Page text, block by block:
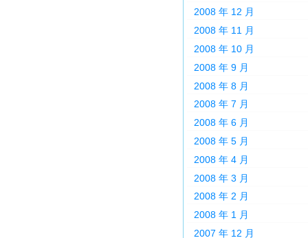
2008 年 12 月
2008 年 11 月
2008 年 10 月
2008 年 9 月
2008 年 8 月
2008 年 7 月
2008 年 6 月
2008 年 5 月
2008 年 4 月
2008 年 3 月
2008 年 2 月
2008 年 1 月
2007 年 12 月